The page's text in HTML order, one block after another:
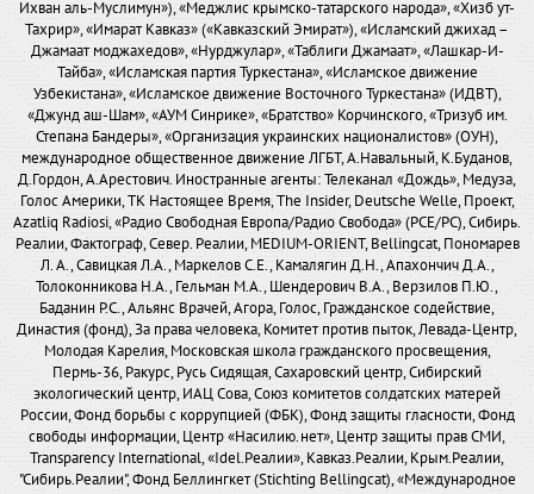
Ихван аль-Муслимун»), «Меджлис крымско-татарского народа», «Хизб ут-
Тахрир», «Имарат Кавказ» («Кавказский Эмират»), «Исламский джихад –
Джамаат моджахедов», «Нурджулар», «Таблиги Джамаат», «Лашкар-И-
Тайба», «Исламская партия Туркестана», «Исламское движение
Узбекистана», «Исламское движение Восточного Туркестана» (ИДВТ),
«Джунд аш-Шам», «АУМ Синрике», «Братство» Корчинского, «Тризуб им.
Степана Бандеры», «Организация украинских националистов» (ОУН),
международное общественное движение ЛГБТ, А.Навальный, К.Буданов,
Д.Гордон, А.Арестович. Иностранные агенты: Телеканал «Дождь», Медуза,
Голос Америки, ТК Настоящее Время, The Insider, Deutsche Welle, Проект,
Azatliq Radiosi, «Радио Свободная Европа/Радио Свобода» (PCE/PC), Сибирь.
Реалии, Фактограф, Север. Реалии, MEDIUM-ORIENT, Bellingcat, Пономарев
Л. А., Савицкая Л.А., Маркелов С.Е., Камалягин Д.Н., Апахончич Д.А.,
Толоконникова Н.А., Гельман М.А., Шендерович В.А., Верзилов П.Ю.,
Баданин Р.С., Альянс Врачей, Агора, Голос, Гражданское содействие,
Династия (фонд), За права человека, Комитет против пыток, Левада-Центр,
Молодая Карелия, Московская школа гражданского просвещения,
Пермь-36, Ракурс, Русь Сидящая, Сахаровский центр, Сибирский
экологический центр, ИАЦ Сова, Союз комитетов солдатских матерей
России, Фонд борьбы с коррупцией (ФБК), Фонд защиты гласности, Фонд
свободы информации, Центр «Насилию.нет», Центр защиты прав СМИ,
Transparency International, «Idel.Реалии», Кавказ.Реалии, Крым.Реалии,
"Сибирь.Реалии", Фонд Беллингкет (Stichting Bellingcat), «Международное